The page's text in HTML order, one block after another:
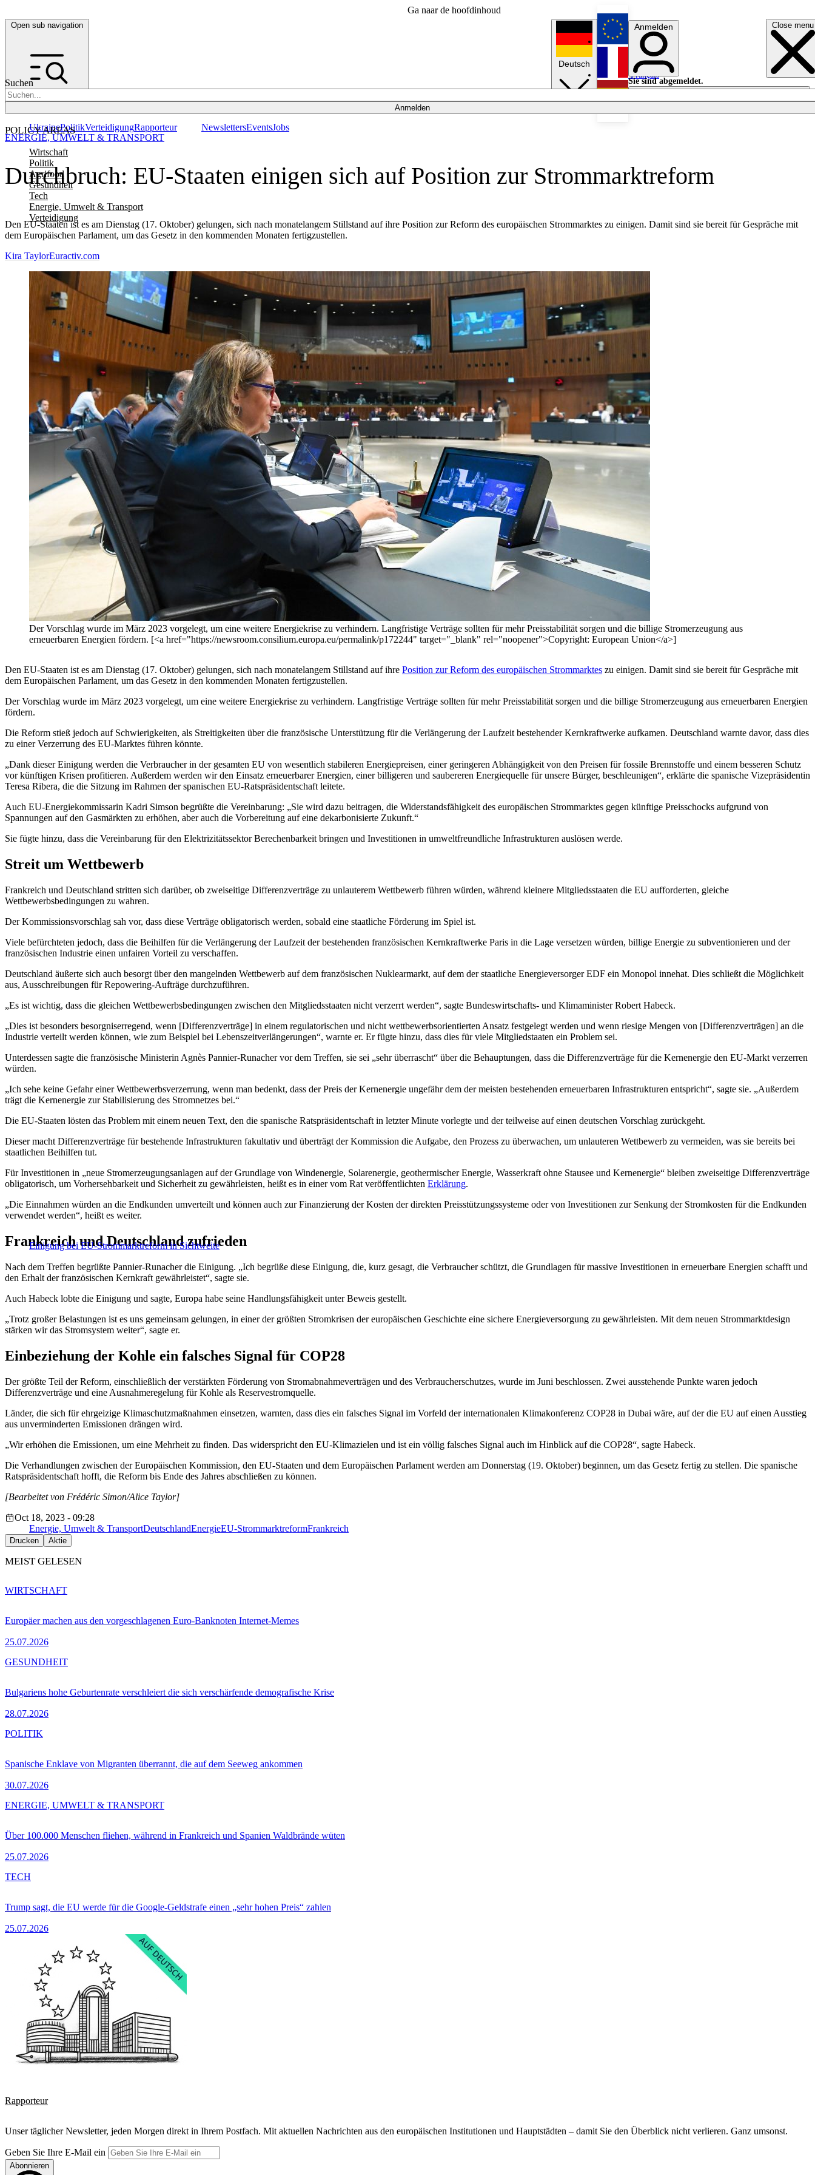
Ga naar de hoofdinhoud
Open sub navigation Close menu
Suchen
Anmelden
POLICY AREAS
Wirtschaft
Politik
Agrifood
Gesundheit
Tech
Energie, Umwelt & Transport
Verteidigung
UkrainePolitikVerteidigungRapporteur NewslettersEventsJobs
Deutsch
English
Français
Anmelden
Sie sind abgemeldet.
Anmelden
Licht aus
Durchbruch: EU-Staaten einigen sich auf Position zur Strommarktreform
Den EU-Staaten ist es am Dienstag (17. Oktober) gelungen, sich nach monatelangem Stillstand auf ihre Position zur Reform des europäischen Strommarktes zu einigen. Damit sind sie bereit für Gespräche mit
dem Europäischen Parlament, um das Gesetz in den kommenden Monaten fertigzustellen.
ENERGIE, UMWELT & TRANSPORT
Kira TaylorEuractiv.com
Der Vorschlag wurde im März 2023 vorgelegt, um eine weitere Energiekrise zu verhindern. Langfristige Verträge sollten für mehr Preisstabilität sorgen und die billige Stromerzeugung aus
erneuerbaren Energien fördern. [<a href="https://newsroom.consilium.europa.eu/permalink/p172244" target="_blank" rel="noopener">Copyright: European Union</a>]
Den EU-Staaten ist es am Dienstag (17. Oktober) gelungen, sich nach monatelangem Stillstand auf ihre Position zur Reform des europäischen Strommarktes zu einigen. Damit sind sie bereit für Gespräche mit
dem Europäischen Parlament, um das Gesetz in den kommenden Monaten fertigzustellen.
Der Vorschlag wurde im März 2023 vorgelegt, um eine weitere Energiekrise zu verhindern. Langfristige Verträge sollten für mehr Preisstabilität sorgen und die billige Stromerzeugung aus erneuerbaren Energien
fördern.
Die Reform stieß jedoch auf Schwierigkeiten, als Streitigkeiten über die französische Unterstützung für die Verlängerung der Laufzeit bestehender Kernkraftwerke aufkamen. Deutschland warnte davor, dass dies
zu einer Verzerrung des EU-Marktes führen könnte.
„Dank dieser Einigung werden die Verbraucher in der gesamten EU von wesentlich stabileren Energiepreisen, einer geringeren Abhängigkeit von den Preisen für fossile Brennstoffe und einem besseren Schutz
vor künftigen Krisen profitieren. Außerdem werden wir den Einsatz erneuerbarer Energien, einer billigeren und saubereren Energiequelle für unsere Bürger, beschleunigen“, erklärte die spanische Vizepräsidentin
Teresa Ribera, die die Sitzung im Rahmen der spanischen EU-Ratspräsidentschaft leitete.
Auch EU-Energiekommissarin Kadri Simson begrüßte die Vereinbarung: „Sie wird dazu beitragen, die Widerstandsfähigkeit des europäischen Strommarktes gegen künftige Preisschocks aufgrund von
Spannungen auf den Gasmärkten zu erhöhen, aber auch die Vorbereitung auf eine dekarbonisierte Zukunft.“
Sie fügte hinzu, dass die Vereinbarung für den Elektrizitätssektor Berechenbarkeit bringen und Investitionen in umweltfreundliche Infrastrukturen auslösen werde.
Streit um Wettbewerb
Frankreich und Deutschland stritten sich darüber, ob zweiseitige Differenzverträge zu unlauterem Wettbewerb führen würden, während kleinere Mitgliedsstaaten die EU aufforderten, gleiche
Wettbewerbsbedingungen zu wahren.
Der Kommissionsvorschlag sah vor, dass diese Verträge obligatorisch werden, sobald eine staatliche Förderung im Spiel ist.
Viele befürchteten jedoch, dass die Beihilfen für die Verlängerung der Laufzeit der bestehenden französischen Kernkraftwerke Paris in die Lage versetzen würden, billige Energie zu subventionieren und der
französischen Industrie einen unfairen Vorteil zu verschaffen.
Deutschland äußerte sich auch besorgt über den mangelnden Wettbewerb auf dem französischen Nuklearmarkt, auf dem der staatliche Energieversorger EDF ein Monopol innehat. Dies schließt die Möglichkeit
aus, Ausschreibungen für Repowering-Aufträge durchzuführen.
„Es ist wichtig, dass die gleichen Wettbewerbsbedingungen zwischen den Mitgliedsstaaten nicht verzerrt werden“, sagte Bundeswirtschafts- und Klimaminister Robert Habeck.
„Dies ist besonders besorgniserregend, wenn [Differenzverträge] in einem regulatorischen und nicht wettbewerbsorientierten Ansatz festgelegt werden und wenn riesige Mengen von [Differenzverträgen] an die
Industrie verteilt werden können, wie zum Beispiel bei Lebenszeitverlängerungen“, warnte er. Er fügte hinzu, dass dies für viele Mitgliedstaaten ein Problem sei.
Unterdessen sagte die französische Ministerin Agnès Pannier-Runacher vor dem Treffen, sie sei „sehr überrascht“ über die Behauptungen, dass die Differenzverträge für die Kernenergie den EU-Markt verzerren
würden.
„Ich sehe keine Gefahr einer Wettbewerbsverzerrung, wenn man bedenkt, dass der Preis der Kernenergie ungefähr dem der meisten bestehenden erneuerbaren Infrastrukturen entspricht“, sagte sie. „Außerdem
trägt die Kernenergie zur Stabilisierung des Stromnetzes bei.“
Die EU-Staaten lösten das Problem mit einem neuen Text, den die spanische Ratspräsidentschaft in letzter Minute vorlegte und der teilweise auf einen deutschen Vorschlag zurückgeht.
Dieser macht Differenzverträge für bestehende Infrastrukturen fakultativ und überträgt der Kommission die Aufgabe, den Prozess zu überwachen, um unlauteren Wettbewerb zu vermeiden, was sie bereits bei
staatlichen Beihilfen tut.
Für Investitionen in „neue Stromerzeugungsanlagen auf der Grundlage von Windenergie, Solarenergie, geothermischer Energie, Wasserkraft ohne Stausee und Kernenergie“ bleiben zweiseitige Differenzverträge
obligatorisch, um Vorhersehbarkeit und Sicherheit zu gewährleisten, heißt es in einer vom Rat veröffentlichten Erklärung.
„Die Einnahmen würden an die Endkunden umverteilt und können auch zur Finanzierung der Kosten der direkten Preisstützungssysteme oder von Investitionen zur Senkung der Stromkosten für die Endkunden
verwendet werden“, heißt es weiter.
Einigung bei EU-Strommarktreform in Sichtweite
Frankreich und Deutschland zufrieden
Nach dem Treffen begrüßte Pannier-Runacher die Einigung. „Ich begrüße diese Einigung, die, kurz gesagt, die Verbraucher schützt, die Grundlagen für massive Investitionen in erneuerbare Energien schafft und
den Erhalt der französischen Kernkraft gewährleistet“, sagte sie.
Auch Habeck lobte die Einigung und sagte, Europa habe seine Handlungsfähigkeit unter Beweis gestellt.
„Trotz großer Belastungen ist es uns gemeinsam gelungen, in einer der größten Stromkrisen der europäischen Geschichte eine sichere Energieversorgung zu gewährleisten. Mit dem neuen Strommarktdesign
stärken wir das Stromsystem weiter“, sagte er.
Einbeziehung der Kohle ein falsches Signal für COP28
Der größte Teil der Reform, einschließlich der verstärkten Förderung von Stromabnahmeverträgen und des Verbraucherschutzes, wurde im Juni beschlossen. Zwei ausstehende Punkte waren jedoch
Differenzverträge und eine Ausnahmeregelung für Kohle als Reservestromquelle.
Länder, die sich für ehrgeizige Klimaschutzmaßnahmen einsetzen, warnten, dass dies ein falsches Signal im Vorfeld der internationalen Klimakonferenz COP28 in Dubai wäre, auf der die EU auf einen Ausstieg
aus unverminderten Emissionen drängen wird.
„Wir erhöhen die Emissionen, um eine Mehrheit zu finden. Das widerspricht den EU-Klimazielen und ist ein völlig falsches Signal auch im Hinblick auf die COP28“, sagte Habeck.
Die Verhandlungen zwischen der Europäischen Kommission, den EU-Staaten und dem Europäischen Parlament werden am Donnerstag (19. Oktober) beginnen, um das Gesetz fertig zu stellen. Die spanische
Ratspräsidentschaft hofft, die Reform bis Ende des Jahres abschließen zu können.
[Bearbeitet von Frédéric Simon/Alice Taylor]
Oct 18, 2023 - 09:28
Energie, Umwelt & TransportDeutschlandEnergieEU-StrommarktreformFrankreich
Drucken Aktie
MEIST GELESEN
Europäer machen aus den vorgeschlagenen Euro-Banknoten Internet-Memes
25.07.2026
WIRTSCHAFT
Bulgariens hohe Geburtenrate verschleiert die sich verschärfende demografische Krise
28.07.2026
GESUNDHEIT
Spanische Enklave von Migranten überrannt, die auf dem Seeweg ankommen
30.07.2026
POLITIK
Über 100.000 Menschen fliehen, während in Frankreich und Spanien Waldbrände wüten
25.07.2026
ENERGIE, UMWELT & TRANSPORT
Trump sagt, die EU werde für die Google-Geldstrafe einen „sehr hohen Preis“ zahlen
25.07.2026
TECH
Rapporteur
Unser täglicher Newsletter, jeden Morgen direkt in Ihrem Postfach. Mit aktuellen Nachrichten aus den europäischen Institutionen und Hauptstädten – damit Sie den Überblick nicht verlieren. Ganz umsonst.
Geben Sie Ihre E-Mail ein
Abonnieren